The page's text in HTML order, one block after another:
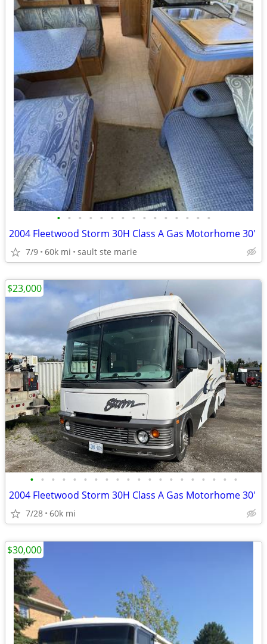
• • • • • • • • • • • • • • •
2004 Fleetwood Storm 30H Class A Gas Motorhome 30'
7/9 60k mi sault ste marie
• • • • • • • • • • • • • • • • • • • •
2004 Fleetwood Storm 30H Class A Gas Motorhome 30'
7/28 60k mi
$23,000
$30,000